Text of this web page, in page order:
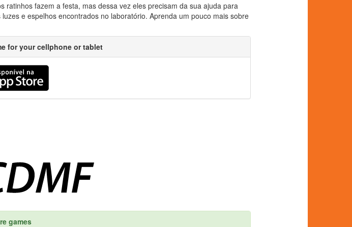
fazem a festa, mas dessa vez eles precisam da sua ajuda para
e espelhos encontrados no laboratório. Aprenda um pouco mais sobre
for your cellphone or tablet
games